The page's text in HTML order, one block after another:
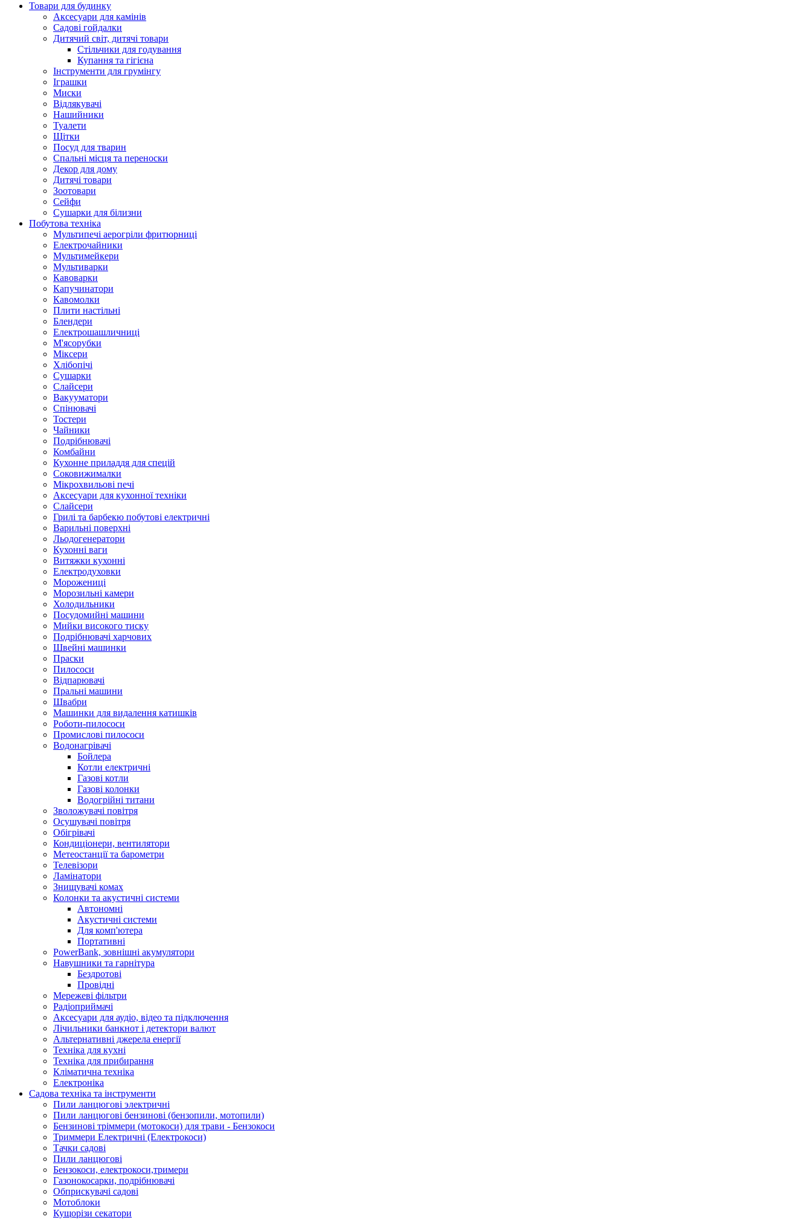
Товари для будинку
Аксесуари для камінів
Садові гойдалки
Дитячий світ, дитячі товари
Стільчики для годування
Купання та гігієна
Інструменти для грумінгу
Іграшки
Миски
Відлякувачі
Нашийники
Туалети
Щітки
Посуд для тварин
Спальні місця та переноски
Декор для дому
Дитячі товари
Зоотовари
Сейфи
Сушарки для білизни
Побутова техніка
Мультипечі аерогріли фритюрниці
Електрочайники
Мультимейкери
Мультиварки
Кавоварки
Капучинатори
Кавомолки
Плити настільні
Блендери
Електрошашличниці
М'ясорубки
Міксери
Хлібопічі
Сушарки
Слайсери
Вакууматори
Спінювачі
Тостери
Чайники
Подрібнювачі
Комбайни
Кухонне приладдя для спецій
Соковижималки
Мікрохвильові печі
Аксесуари для кухонної техніки
Слайсери
Грилі та барбекю побутові електричні
Варильні поверхні
Льодогенератори
Кухонні ваги
Витяжки кухонні
Електродуховки
Морожениці
Морозильні камери
Холодильники
Посудомийні машини
Мийки високого тиску
Подрібнювачі харчових
Швейні машинки
Праски
Пилососи
Відпарювачі
Пральні машини
Швабри
Машинки для видалення катишків
Роботи-пилососи
Промислові пилососи
Водонагрівачі
Бойлера
Котли електричні
Газові котли
Газові колонки
Водогрійні титани
Зволожувачі повітря
Осушувачі повітря
Обігрівачі
Кондиціонери, вентилятори
Метеостанції та барометри
Телевізори
Ламінатори
Знищувачі комах
Колонки та акустичні системи
Автономні
Акустичні системи
Для комп'ютера
Портативні
PowerBank, зовнішні акумулятори
Навушники та гарнітура
Бездротові
Провідні
Мережеві фільтри
Радіоприймачі
Аксесуари для аудіо, відео та підключення
Лічильники банкнот і детектори валют
Альтернативні джерела енергії
Техніка для кухні
Техніка для прибирання
Кліматична техніка
Електроніка
Садова техніка та інструменти
Пили ланцюгові электричні
Пили ланцюгові бензинові (бензопили, мотопили)
Бензинові тріммери (мотокоси) для трави - Бензокоси
Триммери Електричні (Електрокоси)
Тачки садові
Пили ланцюгові
Бензокоси, електрокоси,тримери
Газонокосарки, подрібнювачі
Обприскувачі садові
Мотоблоки
Кущорізи секатори